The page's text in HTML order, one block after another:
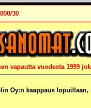
30
vapautta vuodesta 1999
Oy:n kaappaus lopuillaan,